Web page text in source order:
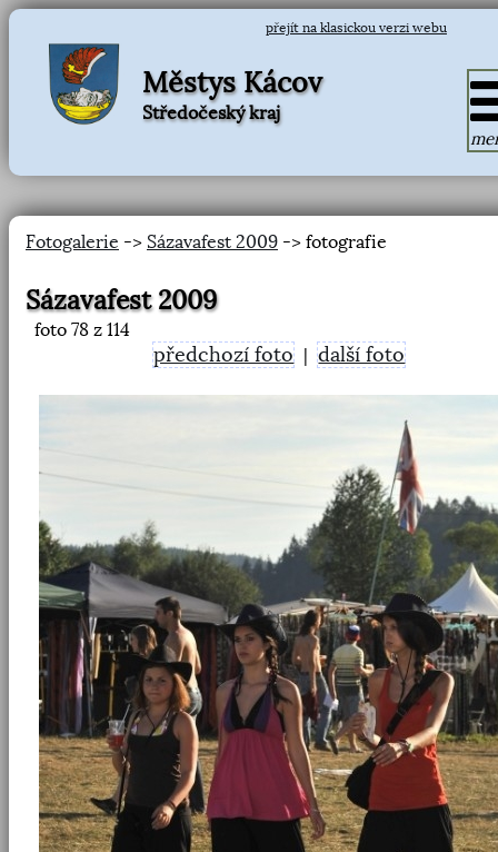
přejít na klasickou verzi webu
Městys Kácov
Středočeský kraj
Fotogalerie -> Sázavafest 2009 -> fotografie
Sázavafest 2009
foto 78 z 114
předchozí foto |další foto